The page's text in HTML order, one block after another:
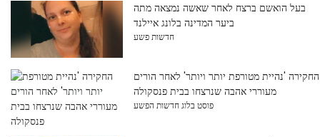
בעל הואשם ברצח לאחר שאשה נמצאה מתה
ביער המדינה בלונג איילנד
חדשות פשע
החקירה 'נהיית מטורפת יותר ויותר' לאחר הורים
מעוררי אהבה שנרצחו בבית פנסקולה
פוסט בלוג חדשות הפשע